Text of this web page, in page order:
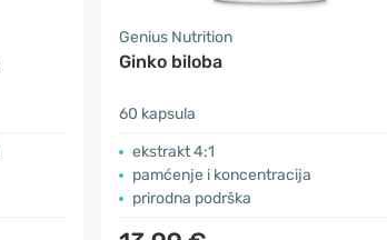
Genius Nutrition
Ginko biloba
60 kapsula
ekstrakt 4:1
pamćenje i koncentracija
prirodna podrška